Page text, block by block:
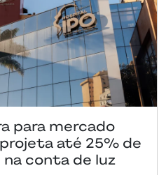
para mercado
até 25% de
conta de luz